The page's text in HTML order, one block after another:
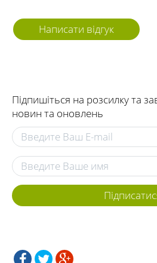
Написати відгук
Підпишіться на розсилку та
новин та оновлень